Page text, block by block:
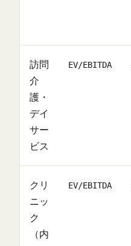
訪問
介
護・
デイ
サー
ビス
EV/EBITDA
クリ
ニッ
ク
（内
EV/EBITDA